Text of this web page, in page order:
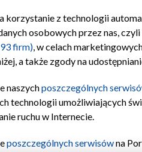
prywatności Moje
z technologii
osobowych przez nas,
firm), w celach
a także zgody na
naszychposzczególnych
umożliwiających
ruchu w Internecie.
poszczególnych serwisówna